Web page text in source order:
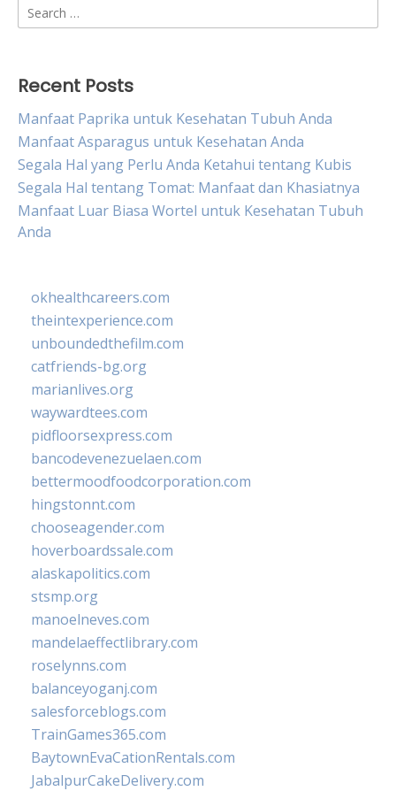
Search
for:
Recent Posts
Manfaat Paprika untuk Kesehatan Tubuh Anda
Manfaat Asparagus untuk Kesehatan Anda
Segala Hal yang Perlu Anda Ketahui tentang Kubis
Segala Hal tentang Tomat: Manfaat dan Khasiatnya
Manfaat Luar Biasa Wortel untuk Kesehatan Tubuh
Anda
okhealthcareers.com
theintexperience.com
unboundedthefilm.com
catfriends-bg.org
marianlives.org
waywardtees.com
pidfloorsexpress.com
bancodevenezuelaen.com
bettermoodfoodcorporation.com
hingstonnt.com
chooseagender.com
hoverboardssale.com
alaskapolitics.com
stsmp.org
manoelneves.com
mandelaeffectlibrary.com
roselynns.com
balanceyoganj.com
salesforceblogs.com
TrainGames365.com
BaytownEvaCationRentals.com
JabalpurCakeDelivery.com